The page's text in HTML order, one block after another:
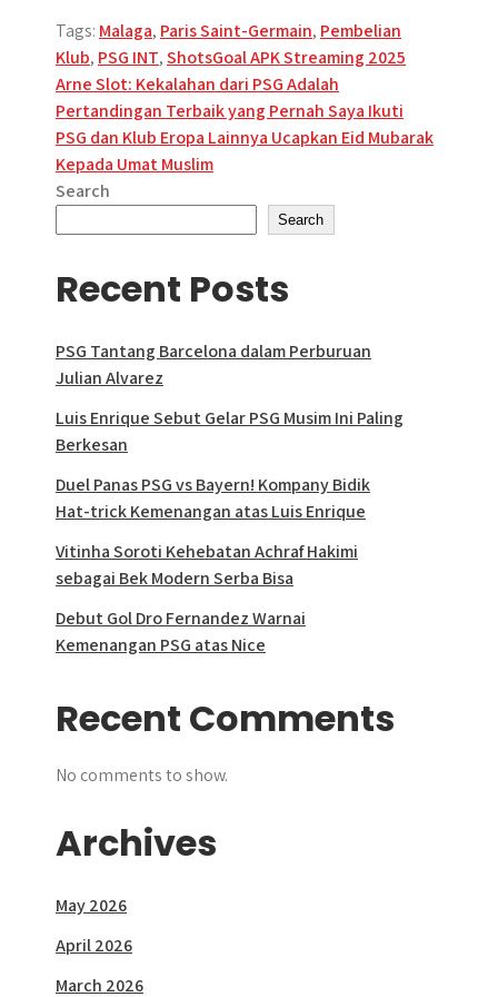
Tags: Malaga, Paris Saint-Germain, Pembelian
Klub, PSG INT,ShotsGoal APK Streaming 2025
Post
navigation
Arne Slot: Kekalahan dari PSG Adalah
Pertandingan Terbaik yang Pernah Saya Ikuti
PSG dan Klub Eropa Lainnya Ucapkan Eid Mubarak
Kepada Umat Muslim
Search
Search
Recent Posts
PSG Tantang Barcelona dalam Perburuan
Julian Alvarez
Luis Enrique Sebut Gelar PSG Musim Ini Paling
Berkesan
Duel Panas PSG vs Bayern! Kompany Bidik
Hat-trick Kemenangan atas Luis Enrique
Vitinha Soroti Kehebatan Achraf Hakimi
sebagai Bek Modern Serba Bisa
Debut Gol Dro Fernandez Warnai
Kemenangan PSG atas Nice
Recent Comments
No comments to show.
Archives
May 2026
April 2026
March 2026